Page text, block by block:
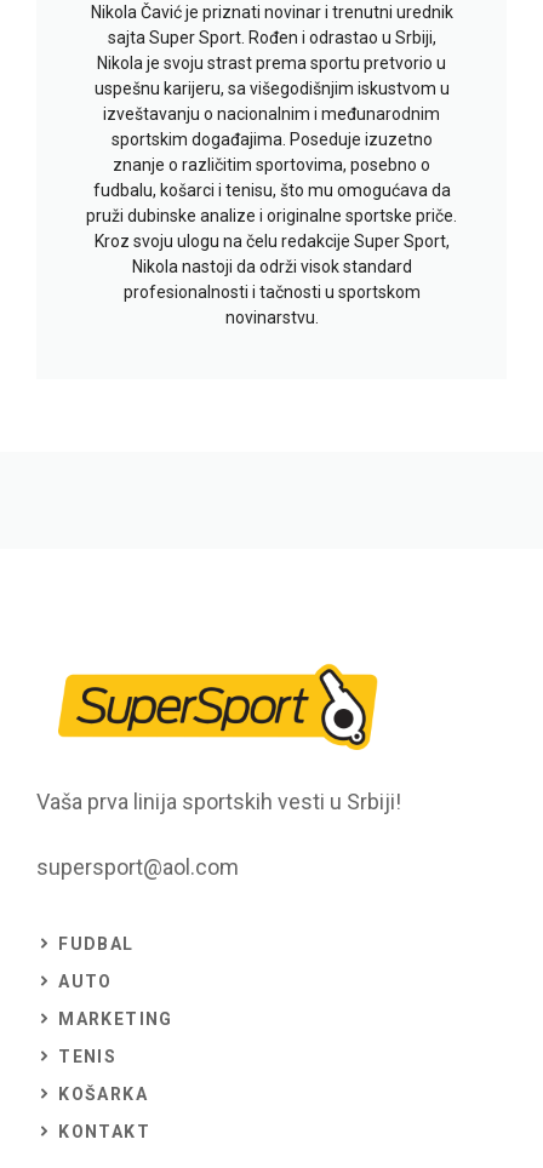
Nikola Čavić je priznati novinar i trenutni urednik
sajta Super Sport. Rođen i odrastao u Srbiji,
Nikola je svoju strast prema sportu pretvorio u
uspešnu karijeru, sa višegodišnjim iskustvom u
izveštavanju o nacionalnim i međunarodnim
sportskim događajima. Poseduje izuzetno
znanje o različitim sportovima, posebno o
fudbalu, košarci i tenisu, što mu omogućava da
pruži dubinske analize i originalne sportske priče.
Kroz svoju ulogu na čelu redakcije Super Sport,
Nikola nastoji da održi visok standard
profesionalnosti i tačnosti u sportskom
novinarstvu.
Vaša prva linija sportskih vesti u Srbiji!
supersport@aol.com
FUDBAL
AUTO
MARKETING
TENIS
KOŠARKA
KONTAKT